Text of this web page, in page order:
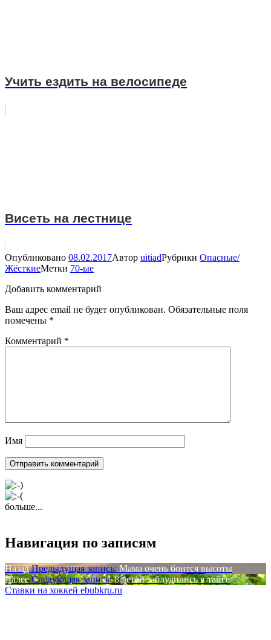
Учить ездить на велосипеде
Висеть на лестнице
Опубликовано 08.02.2017Автор uitiadРубрики Опасные/
ЖёсткиеМетки 70-ые
Добавить комментарий
Ваш адрес email не будет опубликован. Обязательные поля
помечены *
Комментарий *
Имя
больше...
Навигация по записям
Назад Предыдущая запись: Мама очень боится высоты
Далее Следующая запись: 8 детей заблудились в тайге
Ставки на хоккей ebubkru.ru